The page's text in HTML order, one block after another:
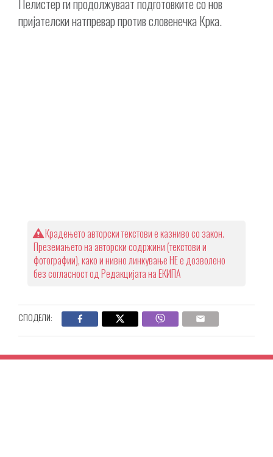
пријателски натпревар против словенечка Крка.
Крадењето авторски текстови е казниво со закон.
Преземањето на авторски содржини (текстови и
фотографии), како и нивно линкување НЕ е дозволено
без согласност од Редакцијата на ЕКИПА
СПОДЕЛИ: